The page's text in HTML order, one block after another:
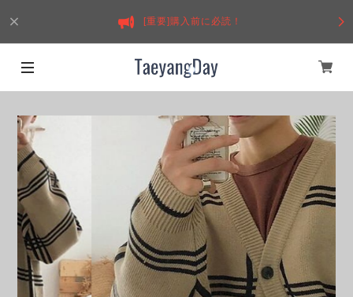
[重要]購入前に必読！